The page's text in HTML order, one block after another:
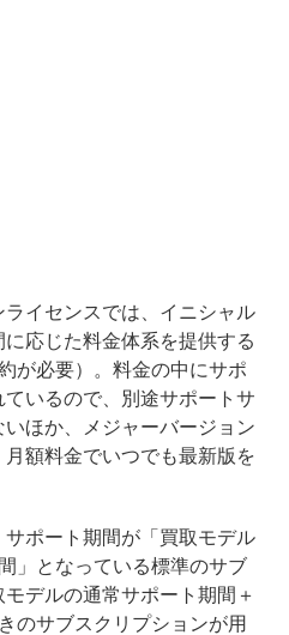
イセンスでは、イニシャル
応じた料金体系を提供する
が必要）。料金の中にサポ
いるので、別途サポートサ
ほか、メジャーバージョン
額料金でいつでも最新版を
ポート期間が「買取モデル
」となっている標準のサブ
デルの通常サポート期間＋
のサブスクリプションが用